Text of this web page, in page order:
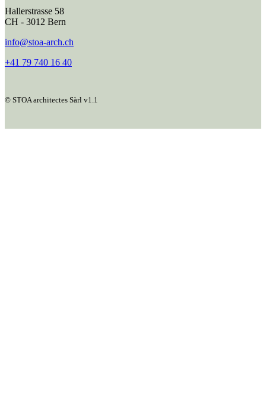
Hallerstrasse 58
CH - 3012 Bern
info@stoa-arch.ch
+41 79 740 16 40
© STOA architectes Sàrl v1.1